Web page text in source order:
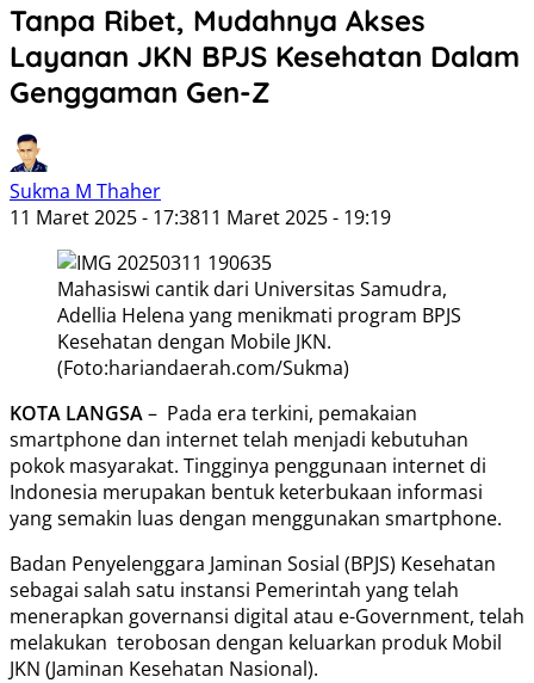
Tanpa Ribet, Mudahnya Akses
Layanan JKN BPJS Kesehatan Dalam
Genggaman Gen-Z
Sukma M Thaher
11 Maret 2025 - 17:3811 Maret 2025 - 19:19
Mahasiswi cantik dari Universitas Samudra,
Adellia Helena yang menikmati program BPJS
Kesehatan dengan Mobile JKN.
(Foto:hariandaerah.com/Sukma)
KOTA LANGSA– Pada era terkini, pemakaian
smartphone dan internet telah menjadi kebutuhan
pokok masyarakat. Tingginya penggunaan internet di
Indonesia merupakan bentuk keterbukaan informasi
yang semakin luas dengan menggunakan smartphone.
Badan Penyelenggara Jaminan Sosial (BPJS) Kesehatan
sebagai salah satu instansi Pemerintah yang telah
menerapkan governansi digital atau e-Government, telah
melakukan terobosan dengan keluarkan produk Mobil
JKN (Jaminan Kesehatan Nasional).